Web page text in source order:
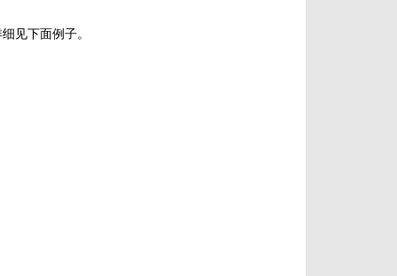
见下面例子。